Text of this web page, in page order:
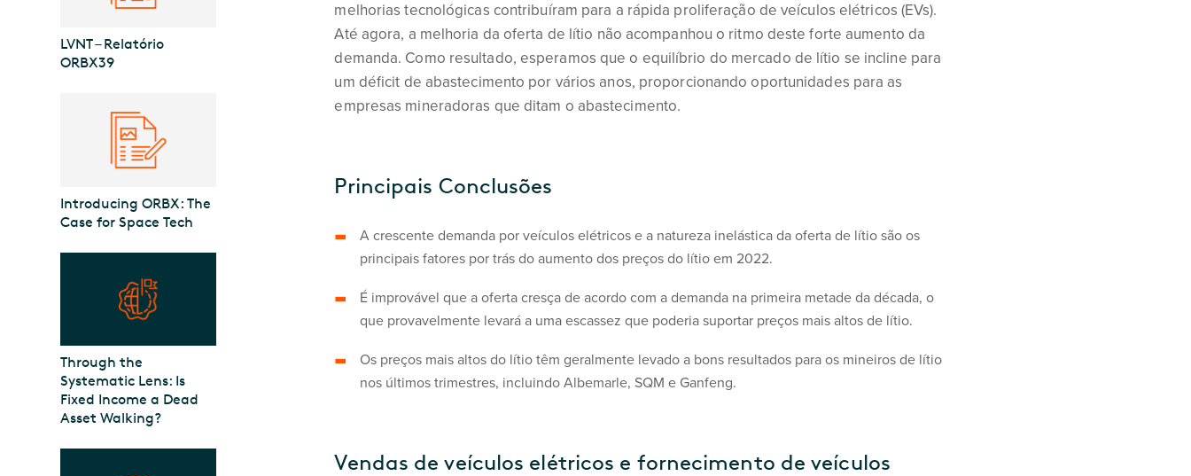
melhorias tecnológicas contribuíram para a rápida proliferação de veículos elétricos (EVs).
Até agora, a melhoria da oferta de lítio não acompanhou o ritmo deste forte aumento da
demanda. Como resultado, esperamos que o equilíbrio do mercado de lítio se incline para
um déficit de abastecimento por vários anos, proporcionando oportunidades para as
empresas mineradoras que ditam o abastecimento.
Principais Conclusões
A crescente demanda por veículos elétricos e a natureza inelástica da oferta de lítio são os
principais fatores por trás do aumento dos preços do lítio em 2022.
É improvável que a oferta cresça de acordo com a demanda na primeira metade da década, o
que provavelmente levará a uma escassez que poderia suportar preços mais altos de lítio.
Os preços mais altos do lítio têm geralmente levado a bons resultados para os mineiros de lítio
nos últimos trimestres, incluindo Albemarle, SQM e Ganfeng.
Vendas de veículos elétricos e fornecimento de veículos
LVNT – Relatório
ORBX39
Introducing ORBX: The
Case for Space Tech
Through the
Systematic Lens: Is
Fixed Income a Dead
Asset Walking?